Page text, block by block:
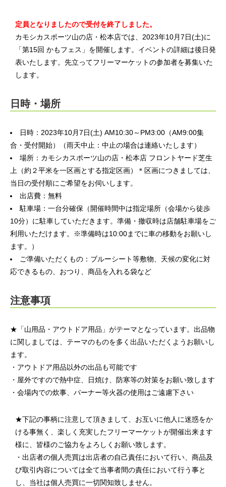
定員となりましたので受付を終了しました。
カモシカスポーツ山の店・松本店では、2023年10月7日(土)に
「第15回 かもフェス」を開催します。イベントの詳細は後日発
表いたします。先立ってフリーマーケットの参加者を募集いた
します。
日時・場所
日時：2023年10月7日(土) AM10:30～PM3:00（AM9:00集
合・受付開始）（雨天中止：中止の場合は連絡いたします）
場所：カモシカスポーツ山の店・松本店 フロントヤード芝生
上（約２平米を一区画とする指定区画）＊区画につきましては、
当日の受付順にご希望をお伺いします。
出店費：無料
駐車場：一台分確保（開催時間中は指定場所（会場から徒歩
10分）に駐車していただきます。準備・撤収時は店舗駐車場をご
利用いただけます。※準備時は10:00までに車の移動をお願いし
ます。）
ご準備いただくもの：ブルーシート等敷物、天候の変化に対
応できるもの、おつり、商品を入れる袋など
注意事項
★「山用品・アウトドア用品」がテーマとなっています。出品物
に関しましては、テーマのものを多く出品いただくようお願いし
ます。
・アウトドア用品以外の出品も可能です
・屋外ですので熱中症、日焼け、防寒等の対策をお願い致します
・会場内での炊事、バーナー等火器の使用はご遠慮下さい
★下記の事柄に注意して頂きまして、お互いに他人に迷惑をか
ける事無く、楽しく充実したフリーマーケットが開催出来ます
様に、皆様のご協力をよろしくお願い致します。
・出店者の個人売買は出店者の自己責任において行い、商品及
び取引内容については全て当事者間の責任において行う事と
し、当社は個人売買に一切関知致しません。